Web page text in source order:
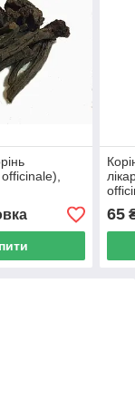
65